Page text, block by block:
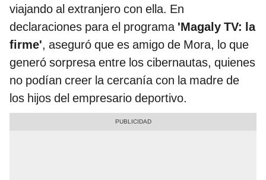
viajando al extranjero con ella. En
declaraciones para el programa 'Magaly TV: la
firme', aseguró que es amigo de Mora, lo que
generó sorpresa entre los cibernautas, quienes
no podían creer la cercanía con la madre de
los hijos del empresario deportivo.